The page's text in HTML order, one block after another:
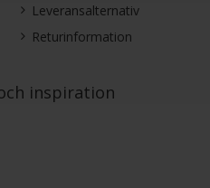
Leveransalternativ
Returinformation
inspiration